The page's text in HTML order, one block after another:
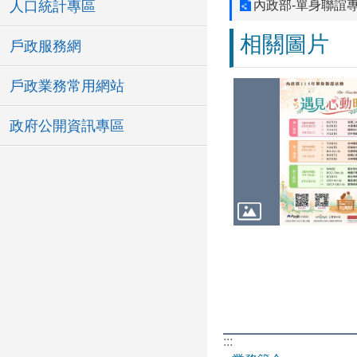
人口統計專區
戶政服務網
戶政業務常用網站
政府公開資訊專區
內政部-單身聯誼
相關圖片
:::